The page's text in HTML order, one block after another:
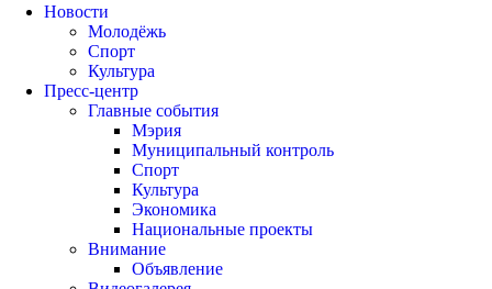
Новости
Молодёжь
Спорт
Культура
Пресс-центр
Главные события
Мэрия
Муниципальный контроль
Спорт
Культура
Экономика
Национальные проекты
Внимание
Объявление